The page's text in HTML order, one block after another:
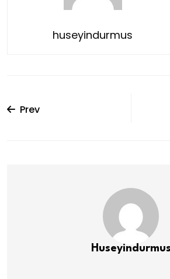
huseyindurmus
Prev
Huseyindurmus